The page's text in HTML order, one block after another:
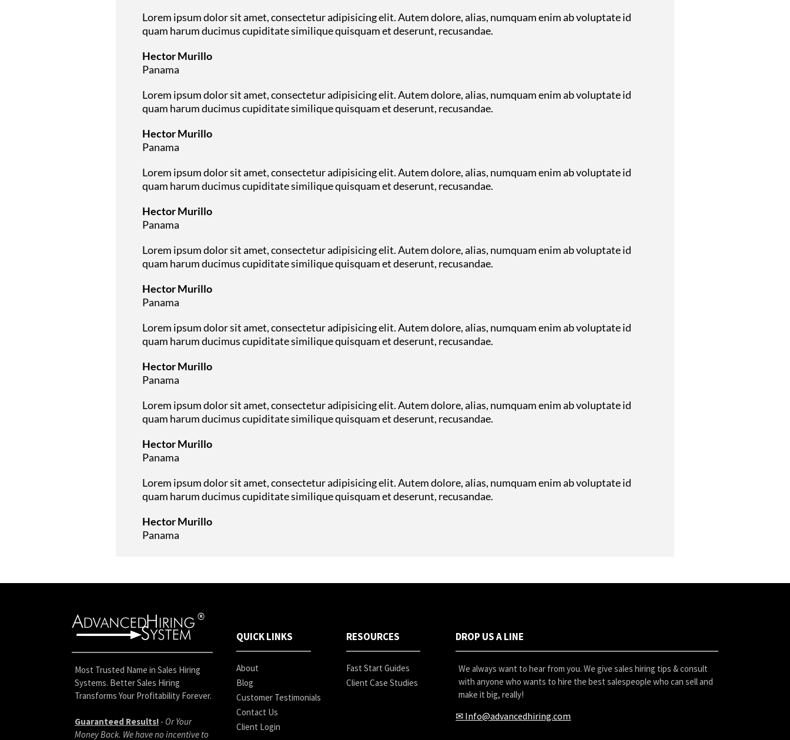
Lorem ipsum dolor sit amet, consectetur adipisicing elit. Autem dolore, alias, numquam enim ab voluptate id
quam harum ducimus cupiditate similique quisquam et deserunt, recusandae.
Hector Murillo
Panama
Lorem ipsum dolor sit amet, consectetur adipisicing elit. Autem dolore, alias, numquam enim ab voluptate id
quam harum ducimus cupiditate similique quisquam et deserunt, recusandae.
Hector Murillo
Panama
Lorem ipsum dolor sit amet, consectetur adipisicing elit. Autem dolore, alias, numquam enim ab voluptate id
quam harum ducimus cupiditate similique quisquam et deserunt, recusandae.
Hector Murillo
Panama
Lorem ipsum dolor sit amet, consectetur adipisicing elit. Autem dolore, alias, numquam enim ab voluptate id
quam harum ducimus cupiditate similique quisquam et deserunt, recusandae.
Hector Murillo
Panama
Lorem ipsum dolor sit amet, consectetur adipisicing elit. Autem dolore, alias, numquam enim ab voluptate id
quam harum ducimus cupiditate similique quisquam et deserunt, recusandae.
Hector Murillo
Panama
Lorem ipsum dolor sit amet, consectetur adipisicing elit. Autem dolore, alias, numquam enim ab voluptate id
quam harum ducimus cupiditate similique quisquam et deserunt, recusandae.
Hector Murillo
Panama
Lorem ipsum dolor sit amet, consectetur adipisicing elit. Autem dolore, alias, numquam enim ab voluptate id
quam harum ducimus cupiditate similique quisquam et deserunt, recusandae.
Hector Murillo
Panama
Most Trusted Name in Sales Hiring
Systems. Better Sales Hiring
Transforms Your Profitability Forever.
Guaranteed Results! - Or Your
Money Back. We have no incentive to
QUICK LINKS
About
Blog
Customer Testimonials
Contact Us
Client Login
RESOURCES
Fast Start Guides
Client Case Studies
DROP US A LINE
We always want to hear from you. We give sales hiring tips & consult
with anyone who wants to hire the best salespeople who can sell and
make it big, really!
✉ Info@advancedhiring.com